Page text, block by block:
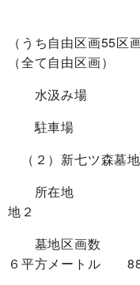
８平方
（うち自由区画
（全て自由区画）
水汲み場
駐車場
（２）新七ツ森墓
所在地 岩手
地２
墓地区画数
６平方メートル